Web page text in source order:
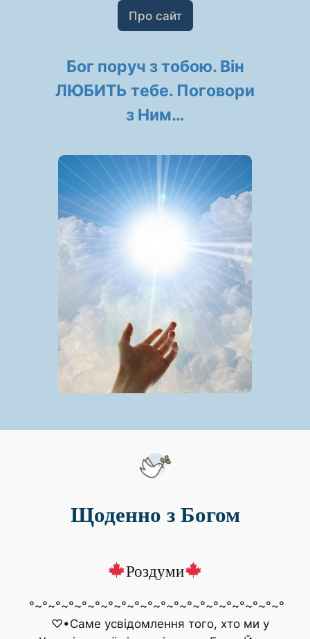
Про сайт
Бог поруч з тобою. Він
ЛЮБИТЬ тебе. Поговори
з Ним…
Щоденно з Богом
Роздуми
°~°~°~°~°~°~°~°~°~°~°~°~°~°~°~°~°~°~°~°
♡•Саме усвідомлення того, хто ми у